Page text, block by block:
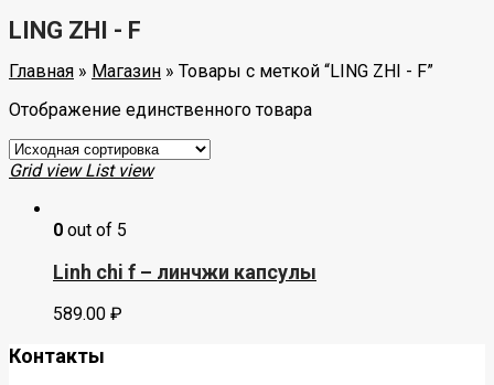
LING ZHI - F
Главная » Магазин » Товары с меткой “LING ZHI - F”
Отображение единственного товара
Grid view List view
0 out of 5
Linh chi f – линчжи капсулы
589.00 ₽
Контакты